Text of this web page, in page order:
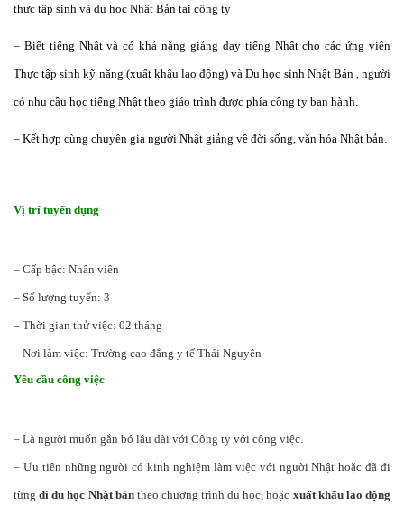
thực tập sinh và du học Nhật Bản tại công ty
– Biết tiếng Nhật và có khả năng giảng dạy tiếng Nhật cho các ứng viên
Thực tập sinh kỹ năng (xuất khẩu lao động) và Du học sinh Nhật Bản , người
có nhu cầu học tiếng Nhật theo giáo trình được phía công ty ban hành.
– Kết hợp cùng chuyên gia người Nhật giảng về đời sống, văn hóa Nhật bản.
Vị trí tuyển dụng
– Cấp bậc: Nhân viên
– Số lượng tuyển: 3
– Thời gian thử việc: 02 tháng
– Nơi làm việc: Trường cao đẳng y tế Thái Nguyên
Yêu cầu công việc
– Là người muốn gắn bó lâu dài với Công ty với công việc.
– Ưu tiên những người có kinh nghiệm làm việc với người Nhật hoặc đã đi
từngđi du học Nhật bảntheo chương trình du học, hoặc xuất khẩu lao động